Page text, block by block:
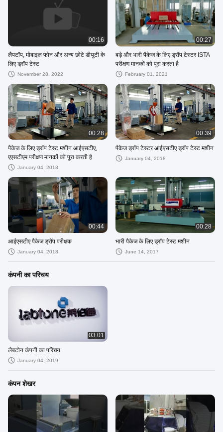
00:16
लैपटॉप, मोबाइल फोन और अन्य छोटे डीयूटी के
लिए ड्रॉप टेस्ट
November 28, 2022
00:27
बड़े और भारी पैकेज के लिए ड्रॉप टेस्टर ISTA
परीक्षण मानकों को पूरा करता है
February 01, 2021
00:28
पैकेज के लिए ड्रॉप टेस्ट मशीन आईएसटीए,
एएसटीएम परीक्षण मानकों को पूरा करती है
January 04, 2018
00:39
पैकेज ड्रॉप टेस्टर आईएसटीए ड्रॉप टेस्ट मशीन
January 04, 2018
00:44
आईएसटीए पैकेज ड्रॉप परीक्षक
January 04, 2018
00:28
भारी पैकेज के लिए ड्रॉप टेस्ट मशीन
June 14, 2017
कंपनी का परिचय
03:01
लैबटोन कंपनी का परिचय
January 04, 2019
कंपन शेखर